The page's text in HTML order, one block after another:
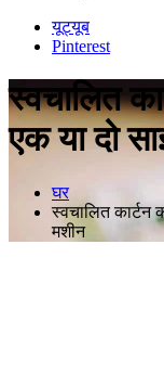
यूट्यूब
Pinterest
स्वचालित
एक या दो
घर
स्वचालित कार्टन
मशीन